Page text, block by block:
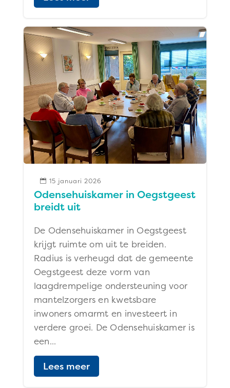
Odensehuiskamer in Oegstgeest
breidt uit
De Odensehuiskamer in Oegstgeest
krijgt ruimte om uit te breiden.
Radius is verheugd dat de gemeente
Oegstgeest deze vorm van
laagdrempelige ondersteuning voor
mantelzorgers en kwetsbare
inwoners omarmt en investeert in
verdere groei. De Odensehuiskamer is
een...
Lees meer
 15 januari 2026